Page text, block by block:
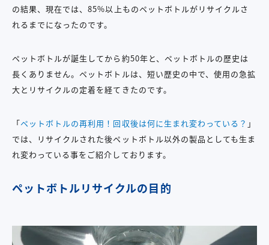
の結果、現在では、85%以上ものペットボトルがリサイクルさ
れるまでになったのです。
ペットボトルが誕生してから約50年と、ペットボトルの歴史は
長くありません。ペットボトルは、短い歴史の中で、使用の急拡
大とリサイクルの定着を経てきたのです。
「ペットボトルの再利用！回収後は何に生まれ変わっている？ 」
では、リサイクルされた後ペットボトル以外の製品としても生ま
れ変わっている事をご紹介しております。
ペットボトルリサイクルの目的